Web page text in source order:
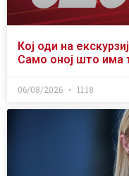
Кој оди на
Само оној што има
06/08/2026 11:18